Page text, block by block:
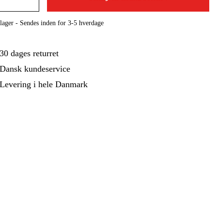
- Sendes inden for 3-5 hverdage
30 dages returret
Dansk kundeservice
Levering i hele Danmark